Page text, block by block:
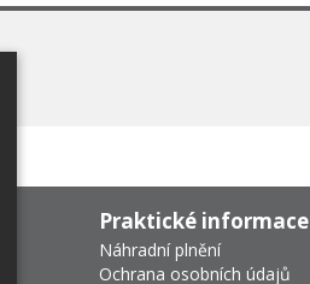
Praktické informace
Náhradní plnění
Ochrana osobních údajů